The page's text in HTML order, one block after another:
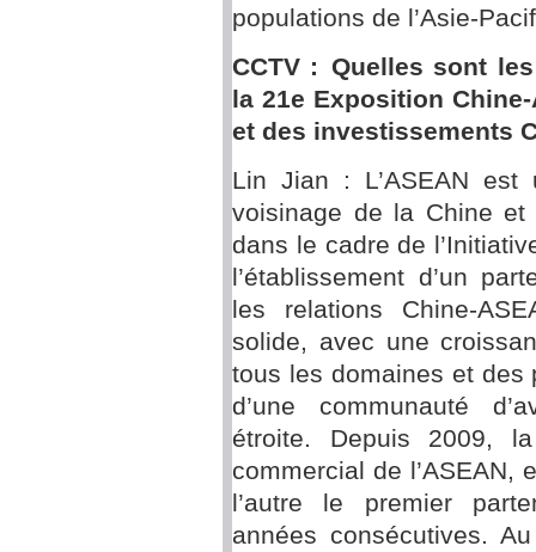
populations de l’Asie-
CCTV : Quelles sont
la 21e Exposition
et des investissements
Lin Jian : L’ASEAN
voisinage de la Chine
dans le cadre de
l’établissement d’un
les relations Chine-
solide, avec une
tous les domaines et des
d’une communauté
étroite. Depuis 2009,
commercial de l’ASEAN,
l’autre le premier
années consécutives.